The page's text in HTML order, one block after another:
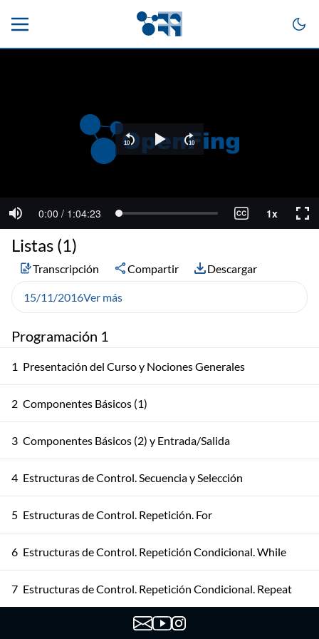
Programación 1
1 Presentación del Curso y Nociones Generales
2 Componentes Básicos (1)
3 Componentes Básicos (2) y Entrada/Salida
4 Estructuras de Control. Secuencia y Selección
5 Estructuras de Control. Repetición. For
6 Estructuras de Control. Repetición Condicional. While
7 Estructuras de Control. Repetición Condicional. Repeat
Iteración. Ejemplos Avanzados
Listas (1)
Transcripción Compartir Descargar
15/11/2016Ver más